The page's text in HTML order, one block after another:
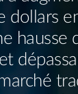
dollars
hausse